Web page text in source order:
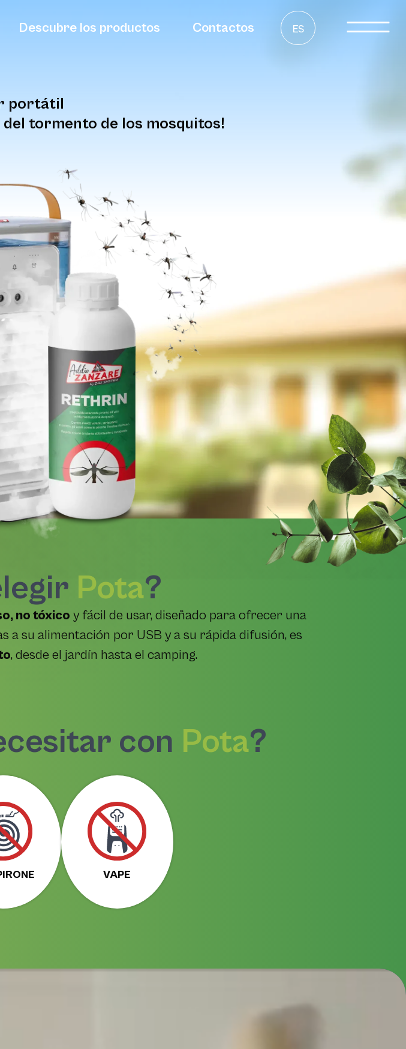
Descubre los productos Contactos ES
portátil
tormento de los mosquitos!
Pota?
no tóxico y fácil de usar, diseñado para ofrecer una
su alimentación por USB y a su rápida difusión, es
, desde el jardín hasta el camping.
con Pota?
VAPE